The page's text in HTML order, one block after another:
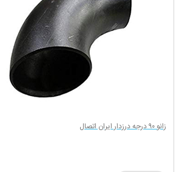
زانو ۹۰ درجه درزدار ایران اتصال